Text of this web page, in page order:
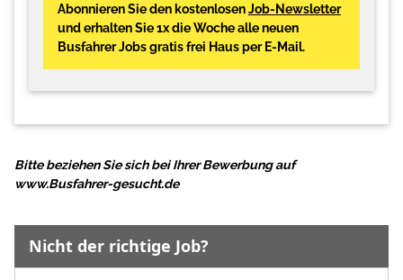
Abonnieren Sie den kostenlosenJob-Newsletter
und erhalten Sie 1x die Woche alle neuen
Busfahrer Jobs gratis frei Haus per E-Mail.
Bitte beziehen Sie sich bei Ihrer Bewerbung auf
www.Busfahrer-gesucht.de
Nicht der richtige Job?